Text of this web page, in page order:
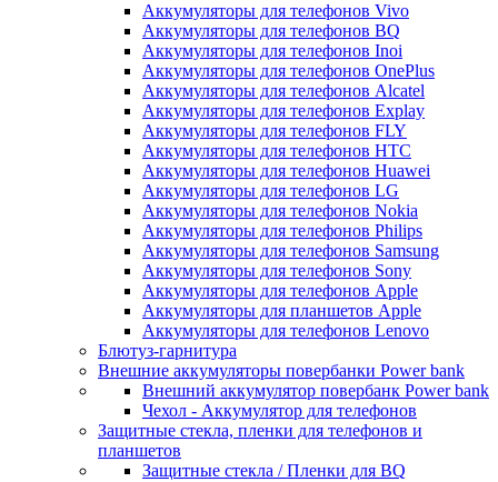
Аккумуляторы для телефонов Vivo
Аккумуляторы для телефонов BQ
Аккумуляторы для телефонов Inoi
Аккумуляторы для телефонов OnePlus
Аккумуляторы для телефонов Alcatel
Аккумуляторы для телефонов Explay
Аккумуляторы для телефонов FLY
Аккумуляторы для телефонов HTC
Аккумуляторы для телефонов Huawei
Аккумуляторы для телефонов LG
Аккумуляторы для телефонов Nokia
Аккумуляторы для телефонов Philips
Аккумуляторы для телефонов Samsung
Аккумуляторы для телефонов Sony
Аккумуляторы для телефонов Apple
Аккумуляторы для планшетов Apple
Аккумуляторы для телефонов Lenovo
Блютуз-гарнитура
Внешние аккумуляторы повербанки Power bank
Внешний аккумулятор повербанк Power bank
Чехол - Аккумулятор для телефонов
Защитные стекла, пленки для телефонов и
планшетов
Защитные стекла / Пленки для BQ